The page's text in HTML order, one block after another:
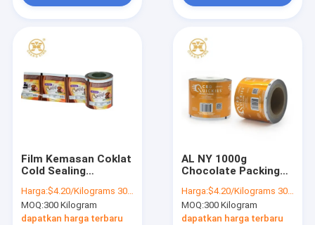
Film Kemasan Coklat
Cold Sealing
Roll Film
Harga:$4.20/Kilograms 300-999 Kilograms
MOQ:300 Kilogram
dapatkan harga terbaru
AL NY 1000g
Chocolate Packing
Laminating Rolls Self
Adhesive
Harga:$4.20/Kilograms 300-999 Kilograms
MOQ:300 Kilogram
dapatkan harga terbaru